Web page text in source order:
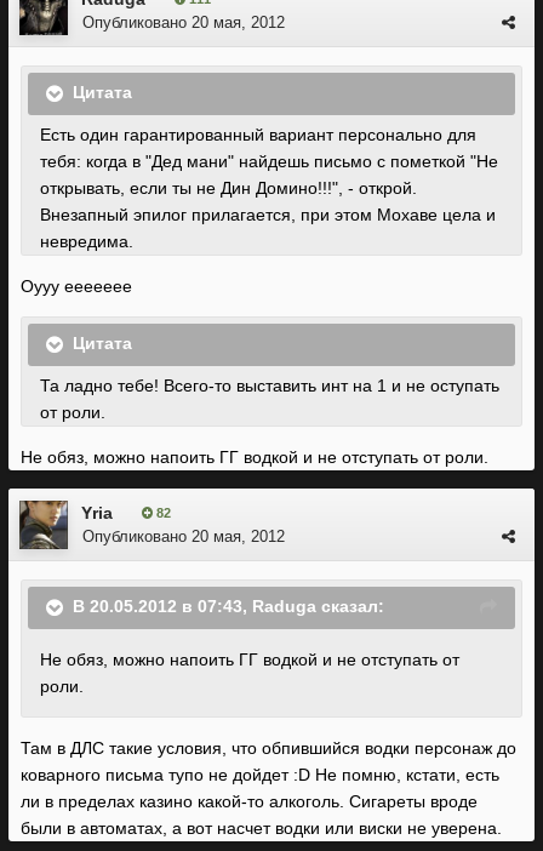
Опубликовано 20 мая, 2012
Цитата
Есть один гарантированный вариант персонально для
тебя: когда в "Дед мани" найдешь письмо с пометкой "Не
открывать, если ты не Дин Домино!!!", - открой.
Внезапный эпилог прилагается, при этом Мохаве цела и
невредима.
Оууу еееееее
Цитата
Та ладно тебе! Всего-то выставить инт на 1 и не оступать
от роли.
Не обяз, можно напоить ГГ водкой и не отступать от роли.
Yria 82
Опубликовано 20 мая, 2012
В 20.05.2012 в 07:43, Raduga сказал:
Не обяз, можно напоить ГГ водкой и не отступать от
роли.
Там в ДЛС такие условия, что обпившийся водки персонаж до
коварного письма тупо не дойдет :D Не помню, кстати, есть
ли в пределах казино какой-то алкоголь. Сигареты вроде
были в автоматах, а вот насчет водки или виски не уверена.